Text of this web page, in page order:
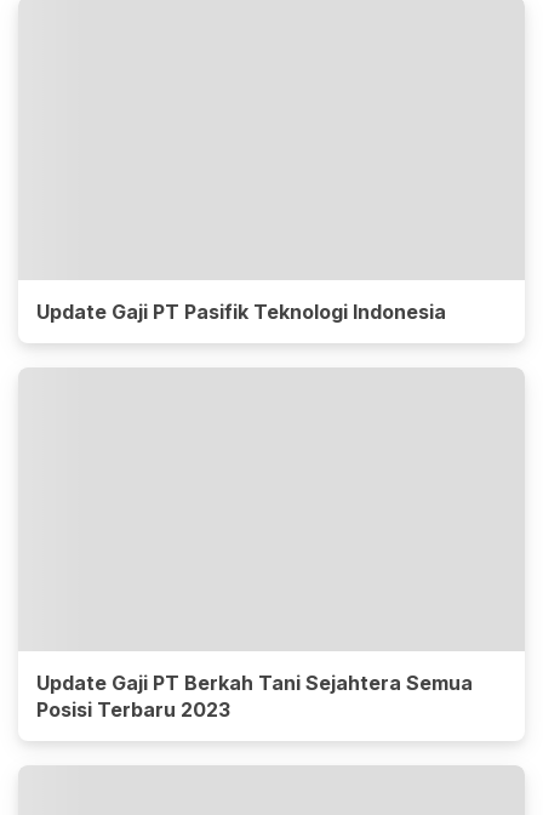
Update Gaji PT Pasifik Teknologi Indonesia
Update Gaji PT Berkah Tani Sejahtera Semua
Posisi Terbaru 2023